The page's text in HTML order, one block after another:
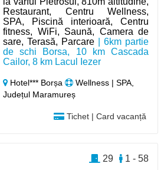
Restaurant, Centru Wellness,
SPA, Piscină interioară, Centru
fitness, WiFi, Saună, Camera de
sare, Terasă, Parcare | 6km partie
de schi Borsa, 10 km Cascada
Cailor, 8 km Lacul Iezer
Hotel*** Borșa
Wellness | SPA,
Județul Maramureș
Tichet | Card vacanță
1 - 58
29